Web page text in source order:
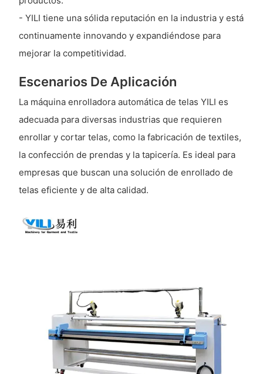
- YILI tiene una sólida reputación en la industria y está
continuamente innovando y expandiéndose para
mejorar la competitividad.
Escenarios De Aplicación
La máquina enrolladora automática de telas YILI es
adecuada para diversas industrias que requieren
enrollar y cortar telas, como la fabricación de textiles,
la confección de prendas y la tapicería. Es ideal para
empresas que buscan una solución de enrollado de
telas eficiente y de alta calidad.